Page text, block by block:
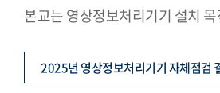
본교는 영상정보처리기기 설치
2025년 영상정보처리기기 자체점검